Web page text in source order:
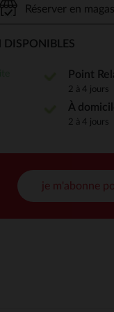
de
Réserver en
Point
2 à 4 jours
À
2 à 4 jours
je m'abonne